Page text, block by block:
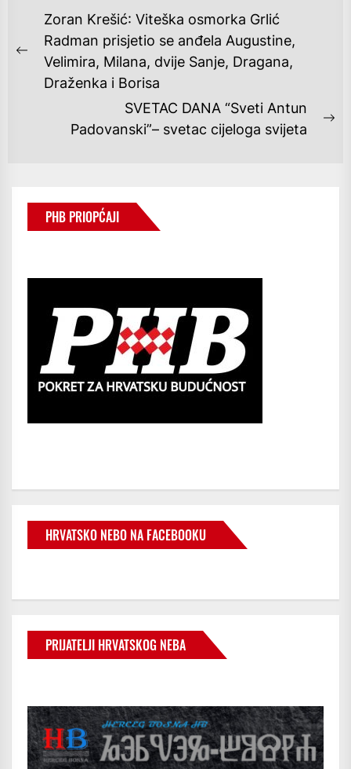
NAVIGACIJA
OBJAVA
Previous
post:
Zoran Krešić: Viteška osmorka Grlić
Radman prisjetio se anđela Augustine,
Velimira, Milana, dvije Sanje, Dragana,
Draženka i Borisa
SVETAC DANA “Sveti Antun
Padovanski”– svetac cijeloga svijeta
PHB PRIOPĆAJI
HRVATSKO NEBO NA FACEBOOKU
PRIJATELJI HRVATSKOG NEBA